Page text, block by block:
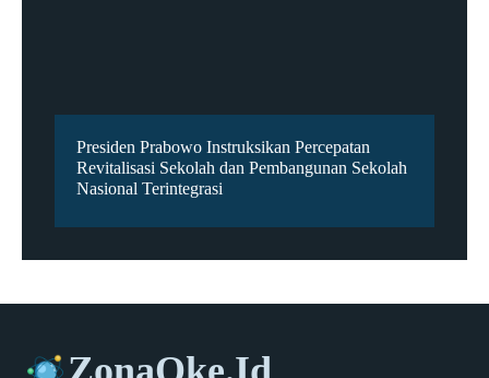
Presiden Prabowo Instruksikan Percepatan
Revitalisasi Sekolah dan Pembangunan Sekolah
Nasional Terintegrasi